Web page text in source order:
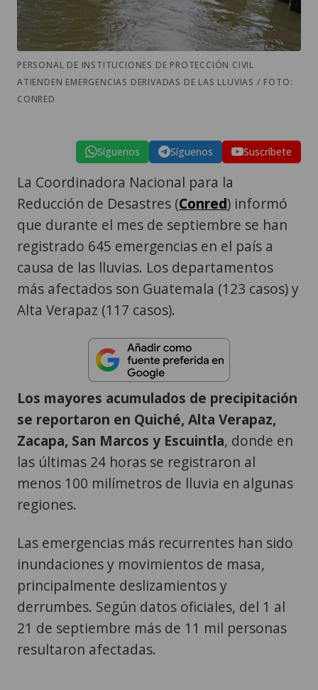
PERSONAL DE INSTITUCIONES DE PROTECCIÓN CIVIL
ATIENDEN EMERGENCIAS DERIVADAS DE LAS LLUVIAS / FOTO:
CONRED
Síguenos Síguenos Suscríbete
La Coordinadora Nacional para la
Reducción de Desastres (Conred) informó
que durante el mes de septiembre se han
registrado 645 emergencias en el país a
causa de las lluvias. Los departamentos
más afectados son Guatemala (123 casos) y
Alta Verapaz (117 casos).
Los mayores acumulados de precipitación
se reportaron en Quiché, Alta Verapaz,
Zacapa, San Marcos y Escuintla, donde en
las últimas 24 horas se registraron al
menos 100 milímetros de lluvia en algunas
regiones.
Las emergencias más recurrentes han sido
inundaciones y movimientos de masa,
principalmente deslizamientos y
derrumbes. Según datos oficiales, del 1 al
21 de septiembre más de 11 mil personas
resultaron afectadas.